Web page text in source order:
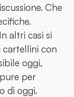
Che
altri casi si
cartellini con
oggi,
per
di oggi.